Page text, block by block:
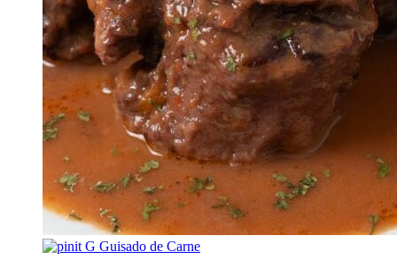
G Guisado de Carne